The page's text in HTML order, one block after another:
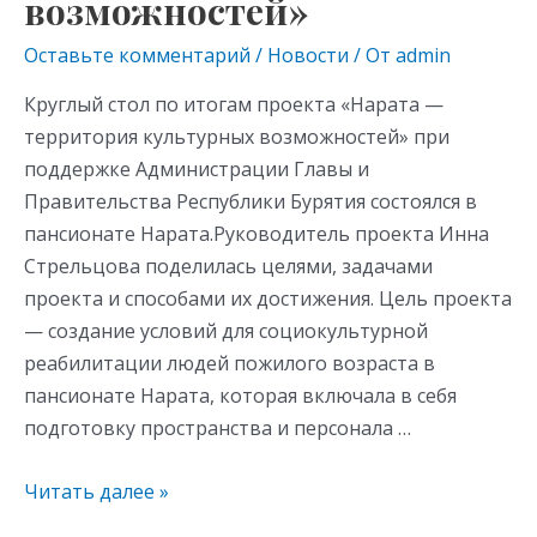
возможностей»
Оставьте комментарий / Новости / От admin
Круглый стол по итогам проекта «Нарата —
территория культурных возможностей» при
поддержке Администрации Главы и
Правительства Республики Бурятия состоялся в
пансионате Нарата.Руководитель проекта Инна
Стрельцова поделилась целями, задачами
проекта и способами их достижения. Цель проекта
— создание условий для социокультурной
реабилитации людей пожилого возраста в
пансионате Нарата, которая включала в себя
подготовку пространства и персонала …
Читать далее »